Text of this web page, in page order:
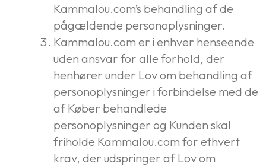
Kammalou.com’s behandling af de
pågældende personoplysninger.
Kammalou.com er i enhver henseende
uden ansvar for alle forhold, der
henhører under Lov om behandling af
personoplysninger i forbindelse med de
af Køber behandlede
personoplysninger og Kunden skal
friholde Kammalou.com for ethvert
krav, der udspringer af Lov om